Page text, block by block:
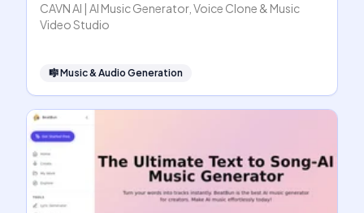
CAVN AI | AI Music Generator, Voice Clone & Music
Video Studio
🎼Music & Audio Generation